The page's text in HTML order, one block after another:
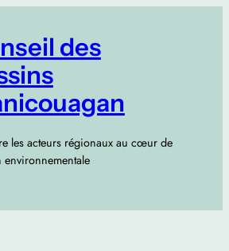
des
les acteurs régionaux au cœur de
environnementale